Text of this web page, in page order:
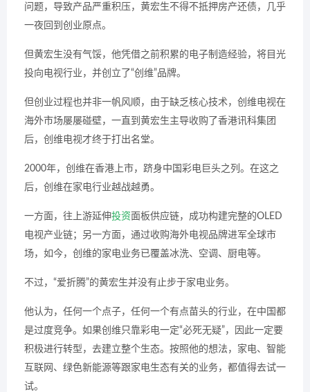
问题，导致产品严重积压，黄宏生不得不抵押房产还债，几乎
一夜回到创业原点。
但黄宏生没有气馁，他凭借之前积累的电子制造经验，将目光
投向电视行业，并创立了“创维”品牌。
但创业过程也并非一帆风顺，由于缺乏核心技术，创维电视在
海外市场屡屡碰壁，一直到黄宏生主导收购了香港讯科集团
后，创维电视才终于打出名堂。
2000年，创维在香港上市，跻身中国彩电巨头之列。在这之
后，创维在家电行业越战越勇。
一方面，往上游延伸投资面板供应链，成功构建完整的OLED
电视产业链；另一方面，通过收购海外电视品牌进军全球市
场，如今，创维的家电业务已覆盖冰洗、空调、厨电等。
不过，“爱折腾”的黄宏生并没有止步于家电业务。
他认为，任何一个点子，任何一个有点苗头的行业，在中国都
是过度竞争。如果创维只靠彩电一定“必死无疑”，因此一定要
积极进行转型，去建立整个生态。按照他的想法，家电、智能
互联网、绿色新能源等跟家电生态有关的业务，都值得去试一
试。